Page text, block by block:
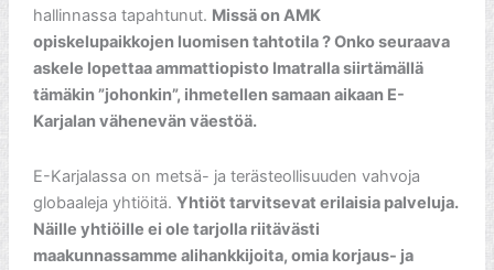
hallinnassa tapahtunut. Missä on AMK
opiskelupaikkojen luomisen tahtotila ? Onko seuraava
askele lopettaa ammattiopisto Imatralla siirtämällä
tämäkin ”johonkin”, ihmetellen samaan aikaan E-
Karjalan vähenevän väestöä.
E-Karjalassa on metsä- ja terästeollisuuden vahvoja
globaaleja yhtiöitä. Yhtiöt tarvitsevat erilaisia palveluja.
Näille yhtiöille ei ole tarjolla riitävästi
maakunnassamme alihankkijoita, omia korjaus- ja